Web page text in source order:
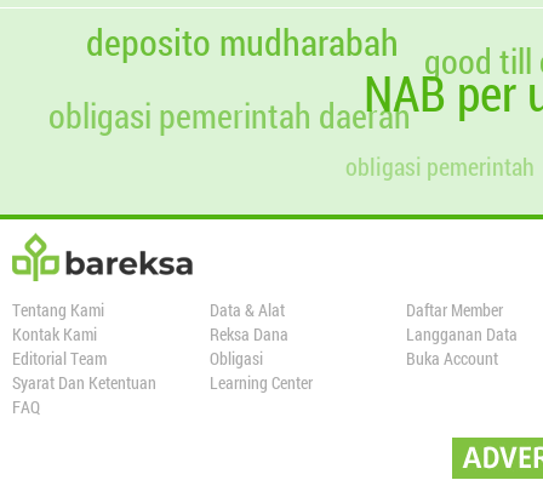
NAB per
deposito mudharabah
obligasi pemerintah
obligasi pemerintah daerah
good till
Tentang Kami
Kontak Kami
Editorial Team
Syarat Dan Ketentuan
FAQ
Data & Alat
Reksa Dana
Obligasi
Learning Center
Daftar Member
Langganan Data
Buka Account